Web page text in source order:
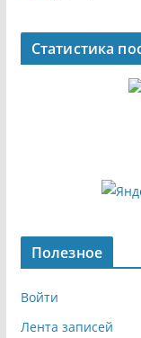
Статистика
Полезное
Войти
Лента записей